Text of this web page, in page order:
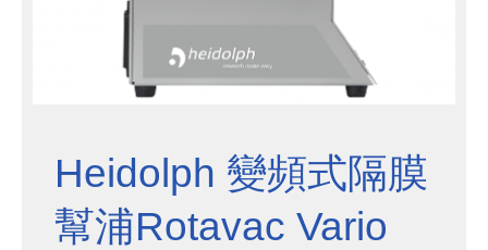
Heidolph 變頻式隔膜
幫浦Rotavac Vario